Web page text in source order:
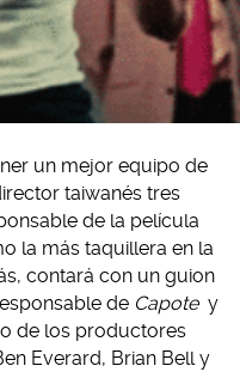
un mejor equipo de
taiwanés tres
de la película
la más taquillera en la
contará con un guion
de Capote y
de los productores
Everard, Brian Bell y